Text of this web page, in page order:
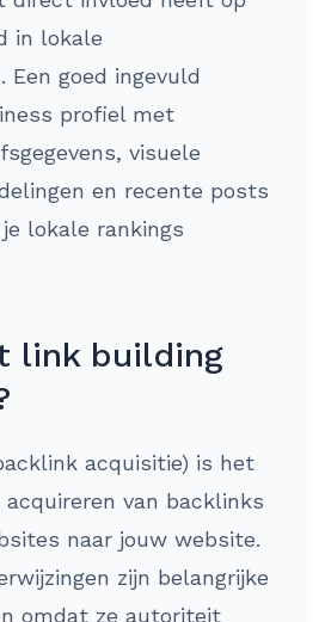
in lokale
Een goed ingevuld
profiel met
visuele
en recente posts
lokale rankings
link building
acquisitie) is het
van backlinks
naar jouw website.
zijn belangrijke
omdat ze autoriteit